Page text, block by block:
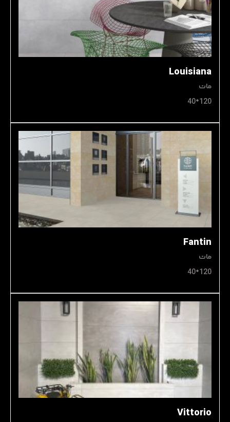
Louisiana
مات
120*40
Fantin
مات
120*40
Vittorio